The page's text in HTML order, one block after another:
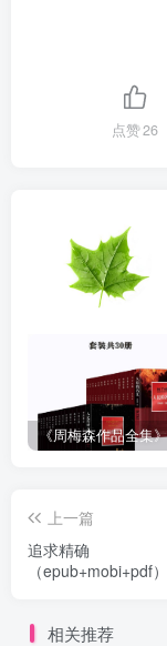
点赞26
上一篇
追求精确
（epub+mobi+pdf）
相关推荐